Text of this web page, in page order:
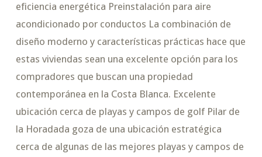
eficiencia energética Preinstalación para aire
acondicionado por conductos La combinación de
diseño moderno y características prácticas hace que
estas viviendas sean una excelente opción para los
compradores que buscan una propiedad
contemporánea en la Costa Blanca. Excelente
ubicación cerca de playas y campos de golf Pilar de
la Horadada goza de una ubicación estratégica
cerca de algunas de las mejores playas y campos de